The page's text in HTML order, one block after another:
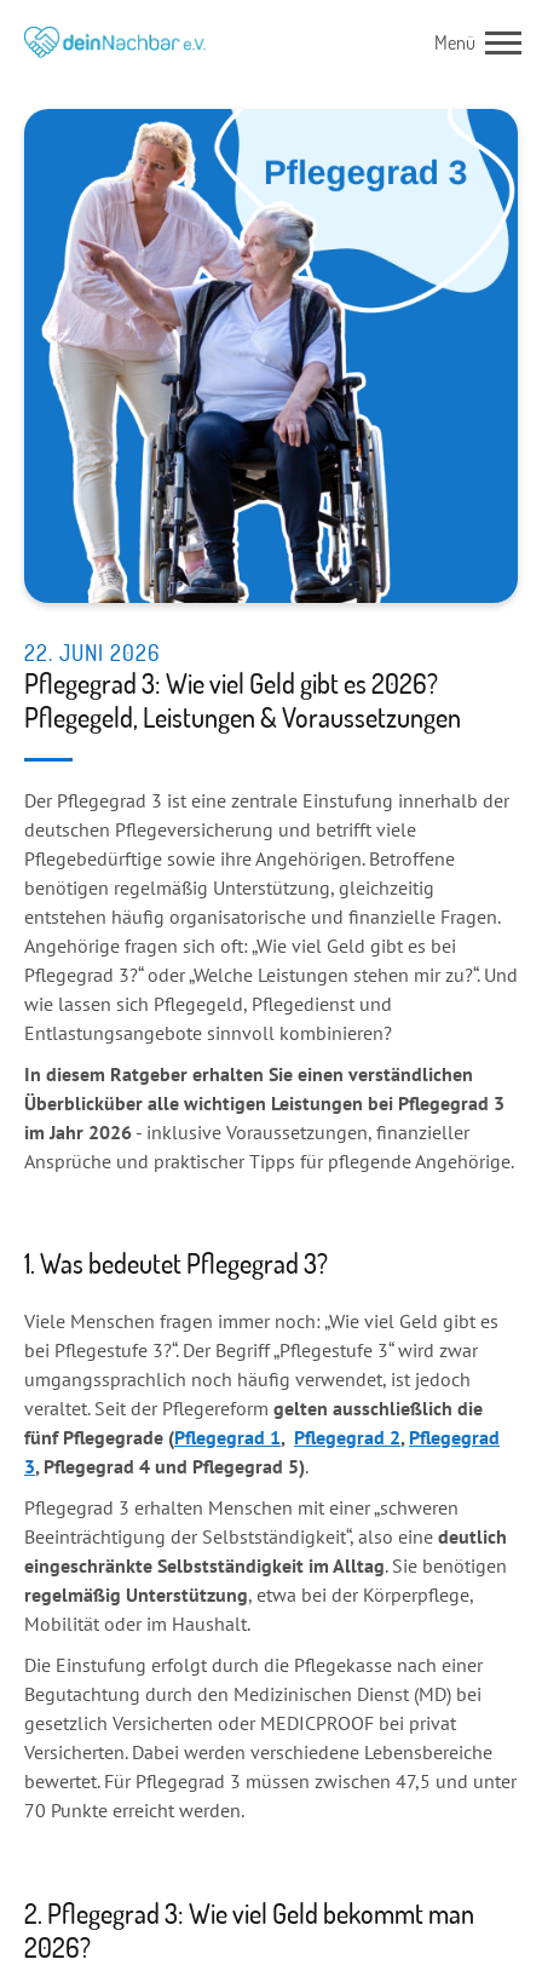
22. JUNI 2026
Pflegegrad 3: Wie viel Geld gibt es 2026?
Pflegegeld, Leistungen & Voraussetzungen
Der Pflegegrad 3 ist eine zentrale Einstufung innerhalb der
deutschen Pflegeversicherung und betrifft viele
Pflegebedürftige sowie ihre Angehörigen. Betroffene
benötigen regelmäßig Unterstützung, gleichzeitig
entstehen häufig organisatorische und finanzielle Fragen.
Angehörige fragen sich oft: „Wie viel Geld gibt es bei
Pflegegrad 3?“ oder „Welche Leistungen stehen mir zu?“. Und
wie lassen sich Pflegegeld, Pflegedienst und
Entlastungsangebote sinnvoll kombinieren?
In diesem Ratgeber erhalten Sie einen verständlichen
Überblicküber alle wichtigen Leistungen bei Pflegegrad 3
im Jahr 2026 - inklusive Voraussetzungen, finanzieller
Ansprüche und praktischer Tipps für pflegende Angehörige.
1. Was bedeutet Pflegegrad 3?
Viele Menschen fragen immer noch: „Wie viel Geld gibt es
bei Pflegestufe 3?“. Der Begriff „Pflegestufe 3“ wird zwar
umgangssprachlich noch häufig verwendet, ist jedoch
veraltet. Seit der Pflegereform gelten ausschließlich die
fünf Pflegegrade (Pflegegrad 1, Pflegegrad 2, Pflegegrad
3, Pflegegrad 4 und Pflegegrad 5).
Pflegegrad 3 erhalten Menschen mit einer „schweren
Beeinträchtigung der Selbstständigkeit“, also eine deutlich
eingeschränkte Selbstständigkeit im Alltag. Sie benötigen
regelmäßig Unterstützung, etwa bei der Körperpflege,
Mobilität oder im Haushalt.
Die Einstufung erfolgt durch die Pflegekasse nach einer
Begutachtung durch den Medizinischen Dienst (MD) bei
gesetzlich Versicherten oder MEDICPROOF bei privat
Versicherten. Dabei werden verschiedene Lebensbereiche
bewertet. Für Pflegegrad 3 müssen zwischen 47,5 und unter
70 Punkte erreicht werden.
2. Pflegegrad 3: Wie viel Geld bekommt man
2026?